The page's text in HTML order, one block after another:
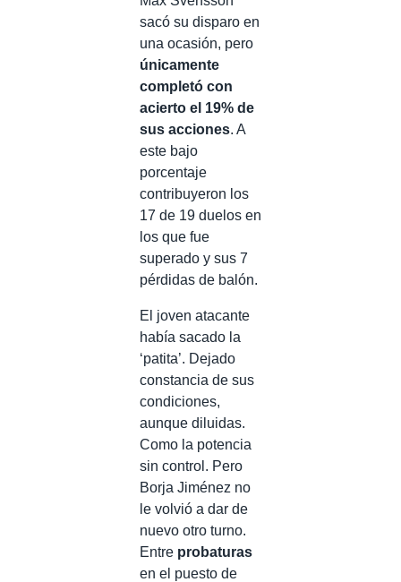
sacó su disparo en
una ocasión, pero
únicamente
completó con
acierto el 19% de
sus acciones. A
este bajo
porcentaje
contribuyeron los
17 de 19 duelos en
los que fue
superado y sus 7
pérdidas de balón.
El joven atacante
había sacado la
‘patita’. Dejado
constancia de sus
condiciones,
aunque diluidas.
Como la potencia
sin control. Pero
Borja Jiménez no
le volvió a dar de
nuevo otro turno.
Entre probaturas
en el puesto de